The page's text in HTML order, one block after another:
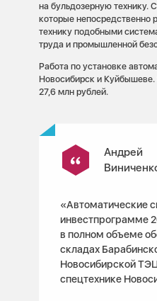
на бульдозерную технику.
которые непосредственно
технику подобными
труда и промышленной
Работа по установке
Новосибирск и
27,6 млн рублей.
Андрей
«Автоматические
инвестпрограмме
в полном объеме
складах
Новосибирской
спецтехнике